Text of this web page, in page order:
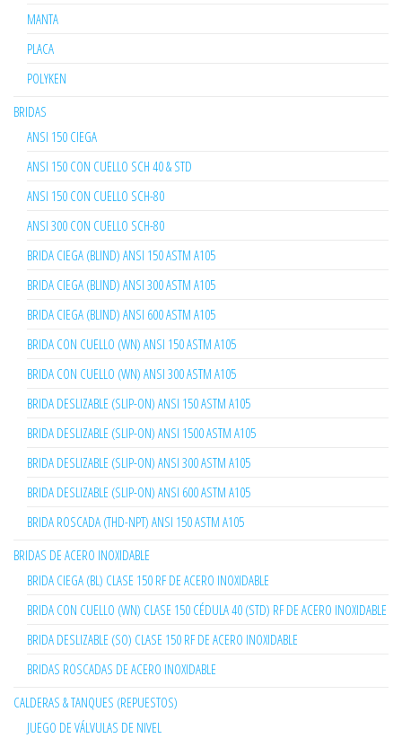
MANTA
PLACA
POLYKEN
BRIDAS
ANSI 150 CIEGA
ANSI 150 CON CUELLO SCH 40 & STD
ANSI 150 CON CUELLO SCH-80
ANSI 300 CON CUELLO SCH-80
BRIDA CIEGA (BLIND) ANSI 150 ASTM A105
BRIDA CIEGA (BLIND) ANSI 300 ASTM A105
BRIDA CIEGA (BLIND) ANSI 600 ASTM A105
BRIDA CON CUELLO (WN) ANSI 150 ASTM A105
BRIDA CON CUELLO (WN) ANSI 300 ASTM A105
BRIDA DESLIZABLE (SLIP-ON) ANSI 150 ASTM A105
BRIDA DESLIZABLE (SLIP-ON) ANSI 1500 ASTM A105
BRIDA DESLIZABLE (SLIP-ON) ANSI 300 ASTM A105
BRIDA DESLIZABLE (SLIP-ON) ANSI 600 ASTM A105
BRIDA ROSCADA (THD-NPT) ANSI 150 ASTM A105
BRIDAS DE ACERO INOXIDABLE
BRIDA CIEGA (BL) CLASE 150 RF DE ACERO INOXIDABLE
BRIDA CON CUELLO (WN) CLASE 150 CÉDULA 40 (STD) RF DE ACERO INOXIDABLE
BRIDA DESLIZABLE (SO) CLASE 150 RF DE ACERO INOXIDABLE
BRIDAS ROSCADAS DE ACERO INOXIDABLE
CALDERAS & TANQUES (REPUESTOS)
JUEGO DE VÁLVULAS DE NIVEL